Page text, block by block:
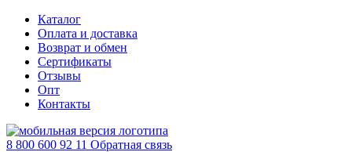
Каталог
Оплата и доставка
Возврат и обмен
Сертификаты
Отзывы
Опт
Контакты
8 800 600 92 11 Обратная связь